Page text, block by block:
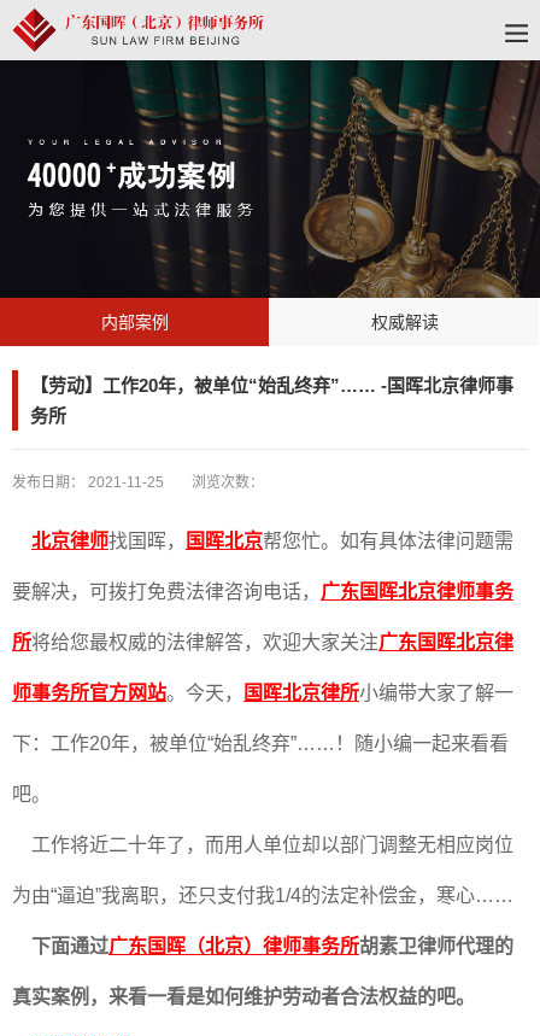
内部案例 权威解读
【劳动】工作20年，被单位“始乱终弃”…… -国晖北京律师事
务所
发布日期： 2021-11-25 浏览次数：
北京律师找国晖， 国晖北京帮您忙。如有具体法律问题需
要解决，可拨打免费法律咨询电话， 广东国晖北京律师事务
所将给您最权威的法律解答，欢迎大家关注广东国晖北京律
师事务所官方网站。今天， 国晖北京律所小编带大家了解一
下：工作20年，被单位“始乱终弃”……！随小编一起来看看
吧。
工作将近二十年了，而用人单位却以部门调整无相应岗位
为由“逼迫”我离职，还只支付我1/4的法定补偿金，寒心……
下面通过广东国晖（北京）律师事务所胡素卫律师代理的
真实案例，来看一看是如何维护劳动者合法权益的吧。